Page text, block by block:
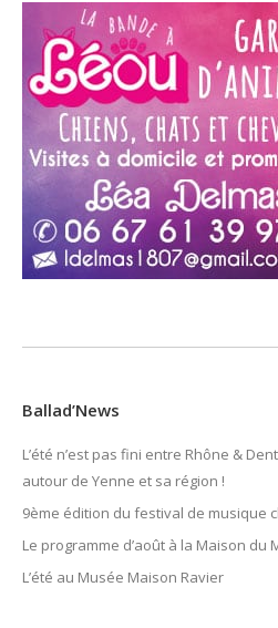
Ballad’News
L’été n’est pas fini entre Rhône &
autour de Yenne et sa région !
9ème édition du festival de musique
Le programme d’août à la Maison du
L’été au Musée Maison Ravier